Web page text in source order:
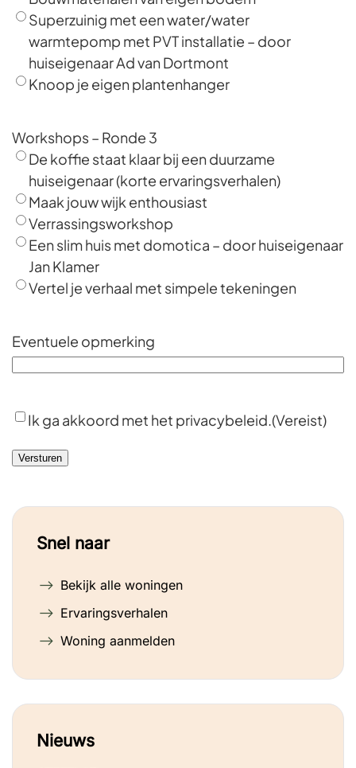
Superzuinig met een water/water
warmtepomp met PVT installatie – door
huiseigenaar Ad van Dortmont
Knoop je eigen plantenhanger
Workshops – Ronde 3
De koffie staat klaar bij een duurzame
huiseigenaar (korte ervaringsverhalen)
Maak jouw wijk enthousiast
Verrassingsworkshop
Een slim huis met domotica – door huiseigenaar
Jan Klamer
Vertel je verhaal met simpele tekeningen
Eventuele opmerking
Privacybeleid(Vereist)
Ik ga akkoord met het privacybeleid. (Vereist)
Snel naar
Bekijk alle woningen
Ervaringsverhalen
Woning aanmelden
Nieuws